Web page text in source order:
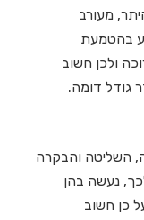
מעורב
בהטמעת
ולכן חשוב
גודל דומה.
השליטה והבקרה
נעשה בהן
כן חשוב